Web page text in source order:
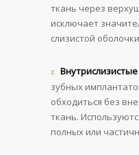
ткань через
исключает
слизистой
зубных
обходиться без
ткань.
полных или